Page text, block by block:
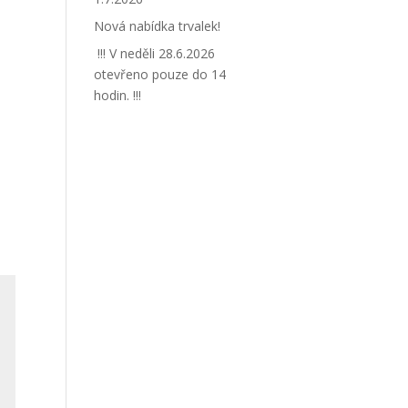
Nová nabídka trvalek!
!!! V neděli 28.6.2026
otevřeno pouze do 14
hodin. !!!